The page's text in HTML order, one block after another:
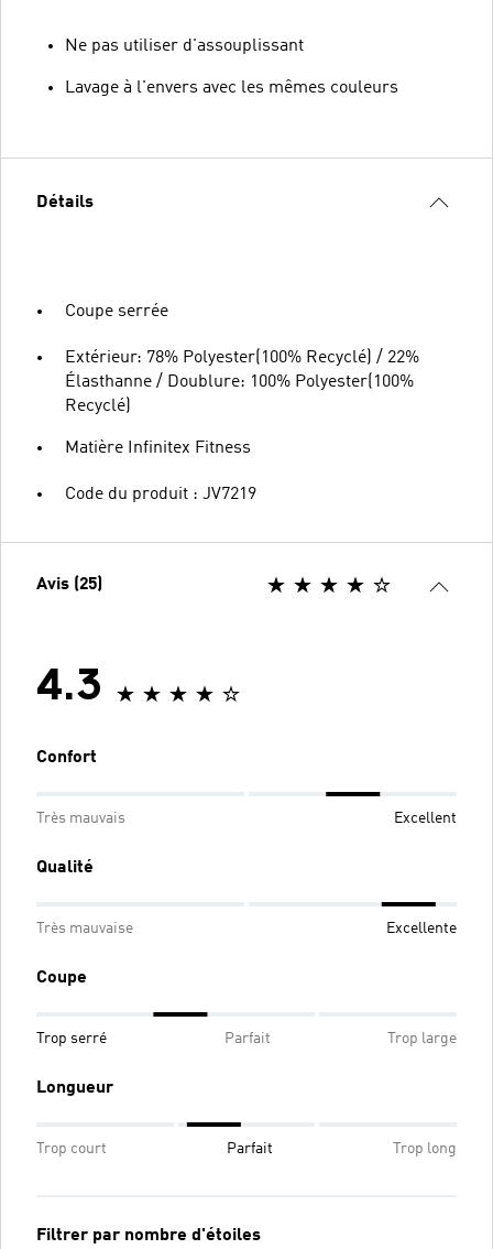
Ne pas utiliser d'assouplissant
Lavage à l'envers avec les mêmes couleurs
Détails
Coupe serrée
Extérieur: 78% Polyester(100% Recyclé) / 22%
Élasthanne / Doublure: 100% Polyester(100%
Recyclé)
Matière Infinitex Fitness
Code du produit : JV7219
Avis (25)
4.3
Confort
Très mauvais Excellent
Qualité
Très mauvaise Excellente
Coupe
Trop serré Parfait Trop large
Longueur
Trop court Parfait Trop long
Filtrer par nombre d'étoiles